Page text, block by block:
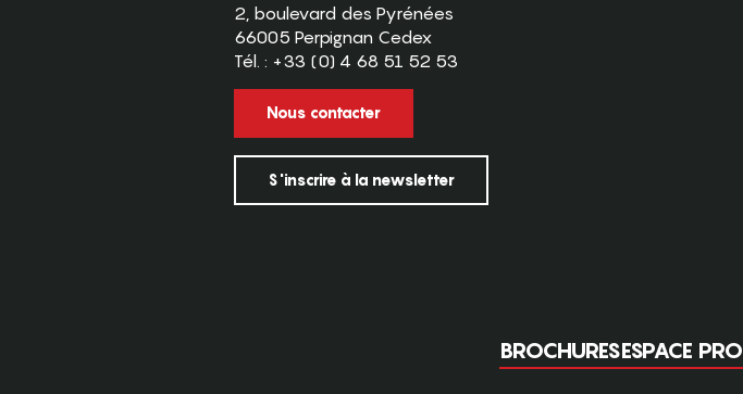
2, boulevard des Pyrénées
66005 Perpignan Cedex
Tél. : +33 (0) 4 68 51 52 53
Nous contacter
S'inscrire à la newsletter
BROCHURESESPACE PRO